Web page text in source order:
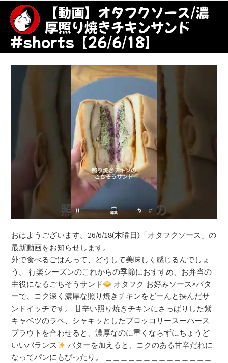
【動画】オタフクソース/濃
厚照り焼きチキンサンド
#shorts【26/6/18】
おはようございます。26/6/18(木曜日)「オタフクソース」の
最新動画をお知らせします。
外で食べるごはんって、どうして美味しく感じるんでしょ
う。 行楽シーズンのこれからの季節におすすめ、お弁当の
主役になるごちそうサンド
オタフク お好みソース×バタ
ーで、コク深く濃厚な照り焼きチキンをどーんと挟んだサ
ンドイッチです。 甘辛い照り焼きチキンにさっぱりした紫
キャベツのラペ、シャキッとしたブロッコリースーパース
プラウトを合わせると、濃厚なのに重くならずにちょうど
いいバランス
バターを加えると、コクのある甘辛だれに
なってパンにもぴったり。 ＿＿＿＿＿＿＿＿＿＿＿＿＿＿